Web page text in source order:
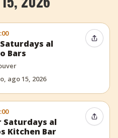
al
Bars
ago 15, 2026
Saturdays al
Kitchen Bar